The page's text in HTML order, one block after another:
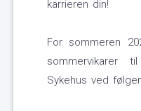
karrieren din!
For sommeren
sommervikarer
Sykehus ved